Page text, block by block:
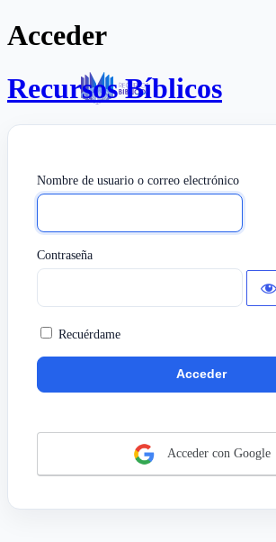
Acceder
Recursos Bíblicos
Nombre de usuario o correo electrónico
Contraseña
Recuérdame
Acceder con Google